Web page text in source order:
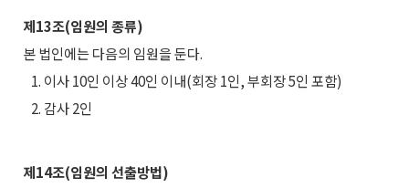
제13조(임원의 종류)
본 법인에는 다음의 임원을 둔다.
1. 이사 10인 이상 40인 이내(회장 1인, 부회장 5인 포함)
2. 감사 2인
제14조(임원의 선출방법)